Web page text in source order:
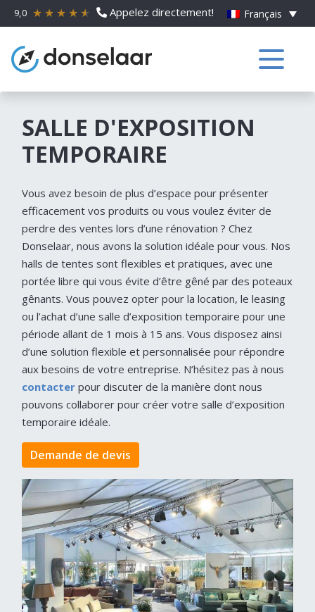
9,0 Appelez directement! Français
SALLE D'EXPOSITION
TEMPORAIRE
Vous avez besoin de plus d’espace pour présenter
efficacement vos produits ou vous voulez éviter de
perdre des ventes lors d’une rénovation ? Chez
Donselaar, nous avons la solution idéale pour vous. Nos
halls de tentes sont flexibles et pratiques, avec une
portée libre qui vous évite d’être gêné par des poteaux
gênants. Vous pouvez opter pour la location, le leasing
ou l’achat d’une salle d’exposition temporaire pour une
période allant de 1 mois à 15 ans. Vous disposez ainsi
d’une solution flexible et personnalisée pour répondre
aux besoins de votre entreprise. N’hésitez pas à nous
contacter pour discuter de la manière dont nous
pouvons collaborer pour créer votre salle d’exposition
temporaire idéale.
Demande de devis